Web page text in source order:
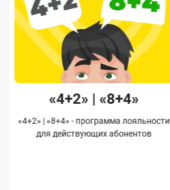
«4+2» | «8+4»
«4+2» | «8+4» - программа лояльности
для действующих абонентов